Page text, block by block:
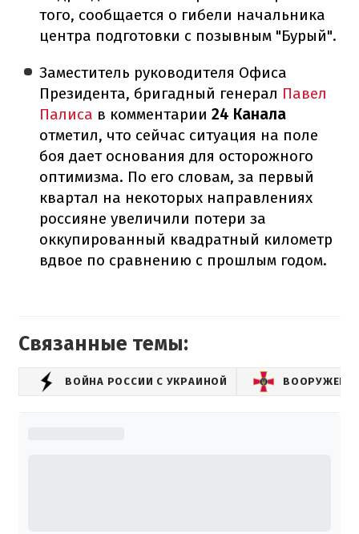
того, сообщается о гибели начальника
центра подготовки с позывным "Бурый".
Заместитель руководителя Офиса
Президента, бригадный генерал Павел
Палиса в комментарии24 Канала
отметил, что сейчас ситуация на поле
боя дает основания для осторожного
оптимизма. По его словам, за первый
квартал на некоторых направлениях
россияне увеличили потери за
оккупированный квадратный километр
вдвое по сравнению с прошлым годом.
Связанные темы:
ВОЙНА РОССИИ С УКРАИНОЙ